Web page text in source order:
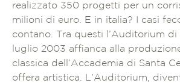
realizzato 350 progetti per un
milioni di euro. E in italia? I casi
contano. Tra questi l’Auditorium di
luglio 2003 affianca alla
classica dell’Accademia di Santa
offera artistica. L’Auditorium,